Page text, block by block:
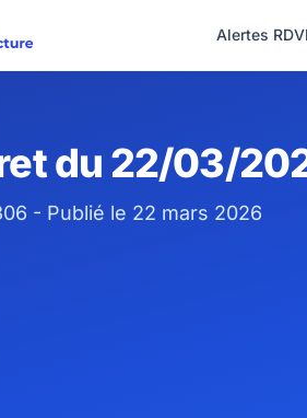
Alertes RDV
du 22/03/
- Publié le 22 mars 2026